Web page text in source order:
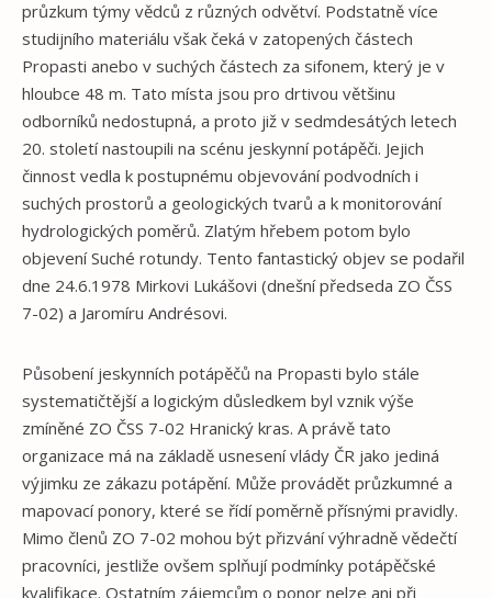
průzkum týmy vědců z různých odvětví. Podstatně více
studijního materiálu však čeká v zatopených částech
Propasti anebo v suchých částech za sifonem, který je v
hloubce 48 m. Tato místa jsou pro drtivou většinu
odborníků nedostupná, a proto již v sedmdesátých letech
20. století nastoupili na scénu jeskynní potápěči. Jejich
činnost vedla k postupnému objevování podvodních i
suchých prostorů a geologických tvarů a k monitorování
hydrologických poměrů. Zlatým hřebem potom bylo
objevení Suché rotundy. Tento fantastický objev se podařil
dne 24.6.1978 Mirkovi Lukášovi (dnešní předseda ZO ČSS
7-02) a Jaromíru Andrésovi.
Působení jeskynních potápěčů na Propasti bylo stále
systematičtější a logickým důsledkem byl vznik výše
zmíněné ZO ČSS 7-02 Hranický kras. A právě tato
organizace má na základě usnesení vlády ČR jako jediná
výjimku ze zákazu potápění. Může provádět průzkumné a
mapovací ponory, které se řídí poměrně přísnými pravidly.
Mimo členů ZO 7-02 mohou být přizvání výhradně vědečtí
pracovníci, jestliže ovšem splňují podmínky potápěčské
kvalifikace. Ostatním zájemcům o ponor nelze ani při